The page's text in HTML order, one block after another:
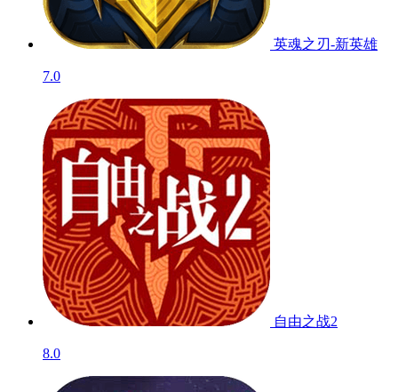
英魂之刃-新英雄
7.0
自由之战2
8.0